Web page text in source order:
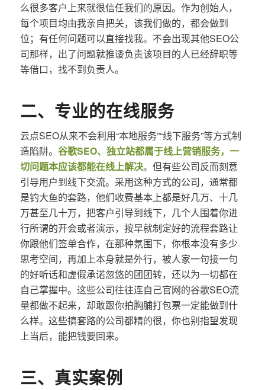
么很多客户上来就很信任我们的原因。作为创始人，
每个项目均由我亲自把关，该我们做的，都会做到
位；有任何问题可以直接找我。不会出现其他SEO公
司那样，出了问题就推诿负责该项目的人已经辞职等
等借口，找不到负责人。
二、专业的在线服务
云点SEO从来不会利用“本地服务”“线下服务”等方式制
造陷阱。 谷歌SEO、独立站都属于线上营销服务，一
切问题本应该都能在线上解决。但有些公司反而刻意
引导用户到线下交流。采用这种方式的公司，通常都
是钓大鱼的套路，他们收费基本上都是好几万、十几
万甚至几十万，把客户引导到线下，几个人围着你进
行所谓的开会或者演示，按早就制定好的流程套路让
你跟他们签单合作，在那种氛围下，你根本没有多少
思考空间，再加上本身就是外行，被人家一句接一句
的好听话和虚假承诺忽悠的团团转，还以为一切都在
自己掌握中。这些公司往往连自己官网的谷歌SEO流
量都做不起来，却敢跟你拍胸脯打包票一定能做到什
么样。这些搞套路的公司都精的很，你也别指望发现
上当后，能把钱要回来。
三、真实案例